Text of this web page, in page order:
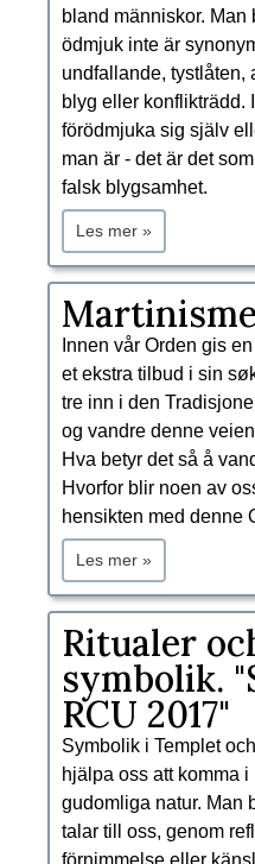
bland människor. Man
ödmjuk inte är
undfallande, tystlåten,
blyg eller konflikträdd.
förödmjuka sig själv
man är - det är det
falsk blygsamhet.
Les mer »
Innen vår Orden gis
et ekstra tilbud i sin
tre inn i den
og vandre denne
Hva betyr det så å
Hvorfor blir noen av
hensikten med denne
Les mer »
​Ritualer
symbolik.
RCU 2017"
Symbolik i Templet
hjälpa oss att komma
gudomliga natur. Man
talar till oss, genom